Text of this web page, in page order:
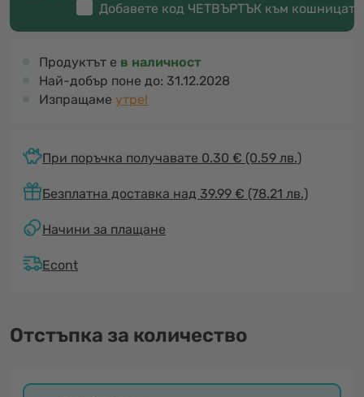
Добавете код ЧЕТВЪРТЪК към кошницата
Продуктът е в наличност
Най-добър поне до: 31.12.2028
Изпращаме утре!
При поръчка получавате 0.30 € (0.59 лв.)
Безплатна доставка над 39.99 € (78.21 лв.)
Начини за плащане
Econt
Отстъпка за количество